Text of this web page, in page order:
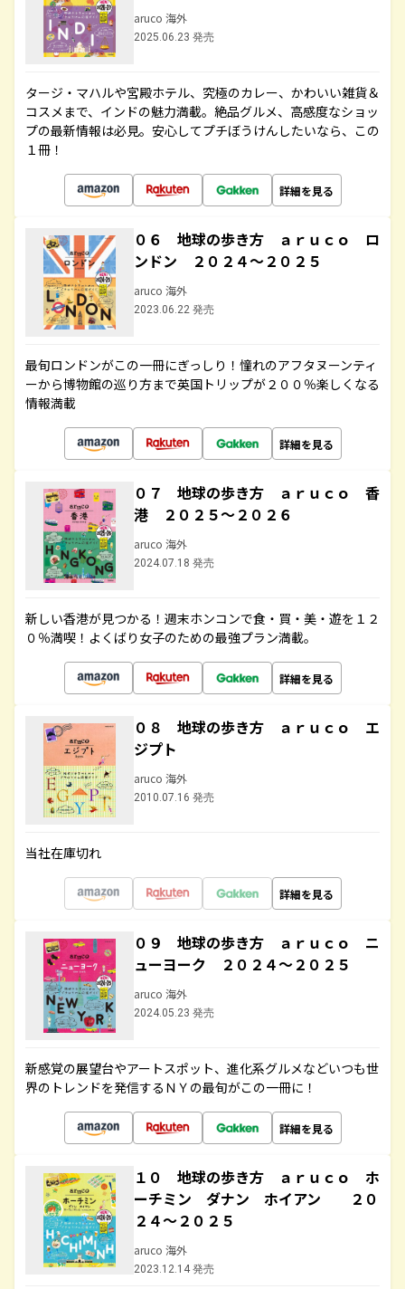
aruco 海外
2025.06.23 発売
タージ・マハルや宮殿ホテル、究極のカレー、かわいい雑貨＆
コスメまで、インドの魅力満載。絶品グルメ、高感度なショッ
プの最新情報は必見。安心してプチぼうけんしたいなら、この
１冊！
詳細を見る
０６ 地球の歩き方 ａｒｕｃｏ ロ
ンドン ２０２４～２０２５
aruco 海外
2023.06.22 発売
最旬ロンドンがこの一冊にぎっしり！憧れのアフタヌーンティ
ーから博物館の巡り方まで英国トリップが２００％楽しくなる
情報満載
詳細を見る
０７ 地球の歩き方 ａｒｕｃｏ 香
港 ２０２５～２０２６
aruco 海外
2024.07.18 発売
新しい香港が見つかる！週末ホンコンで食・買・美・遊を１２
０％満喫！よくばり女子のための最強プラン満載。
詳細を見る
０８ 地球の歩き方 ａｒｕｃｏ エ
ジプト
aruco 海外
2010.07.16 発売
当社在庫切れ
詳細を見る
０９ 地球の歩き方 ａｒｕｃｏ ニ
ューヨーク ２０２４～２０２５
aruco 海外
2024.05.23 発売
新感覚の展望台やアートスポット、進化系グルメなどいつも世
界のトレンドを発信するＮＹの最旬がこの一冊に！
詳細を見る
１０ 地球の歩き方 ａｒｕｃｏ ホ
ーチミン ダナン ホイアン ２０
２４～２０２５
aruco 海外
2023.12.14 発売